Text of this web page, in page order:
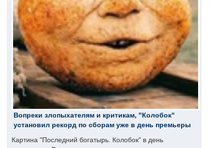
Вопреки злопыхателям и критикам, "Колобок"
установил рекорд по сборам уже в день премьеры
Картина "Последний богатырь. Колобок" в день